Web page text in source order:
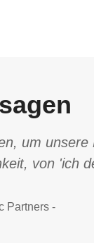
um
von 'ich
Partners -